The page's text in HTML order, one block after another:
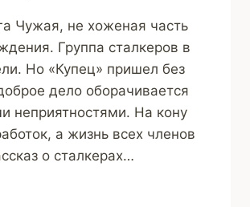
Чужая, не хоженая часть
Группа сталкеров в
Но «Купец» пришел без
дело оборачивается
неприятностями. На кону
а жизнь всех членов
о сталкерах…